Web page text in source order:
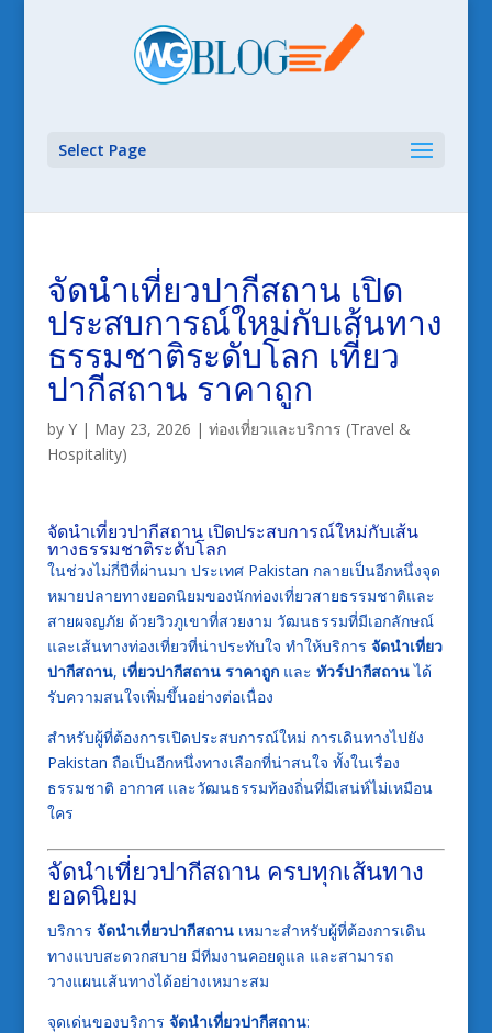
Select Page
จัดนำเที่ยวปากีสถาน เปิด
ประสบการณ์ใหม่กับเส้นทาง
ธรรมชาติระดับโลก เที่ยว
ปากีสถาน ราคาถูก
by Y| May 23, 2026 | ท่องเที่ยวและบริการ (Travel &
Hospitality)
จัดนำเที่ยวปากีสถาน เปิดประสบการณ์ใหม่กับเส้น
ทางธรรมชาติระดับโลก
ในช่วงไม่กี่ปีที่ผ่านมา ประเทศ Pakistan กลายเป็นอีกหนึ่งจุด
หมายปลายทางยอดนิยมของนักท่องเที่ยวสายธรรมชาติและ
สายผจญภัย ด้วยวิวภูเขาที่สวยงาม วัฒนธรรมที่มีเอกลักษณ์
และเส้นทางท่องเที่ยวที่น่าประทับใจ ทำให้บริการ จัดนำเที่ยว
ปากีสถาน, เที่ยวปากีสถาน ราคาถูกและ ทัวร์ปากีสถานได้
รับความสนใจเพิ่มขึ้นอย่างต่อเนื่อง
สำหรับผู้ที่ต้องการเปิดประสบการณ์ใหม่ การเดินทางไปยัง
Pakistan ถือเป็นอีกหนึ่งทางเลือกที่น่าสนใจ ทั้งในเรื่อง
ธรรมชาติ อากาศ และวัฒนธรรมท้องถิ่นที่มีเสน่ห์ไม่เหมือน
ใคร
จัดนำเที่ยวปากีสถาน ครบทุกเส้นทาง
ยอดนิยม
บริการ จัดนำเที่ยวปากีสถานเหมาะสำหรับผู้ที่ต้องการเดิน
ทางแบบสะดวกสบาย มีทีมงานคอยดูแล และสามารถ
วางแผนเส้นทางได้อย่างเหมาะสม
จุดเด่นของบริการ จัดนำเที่ยวปากีสถาน: